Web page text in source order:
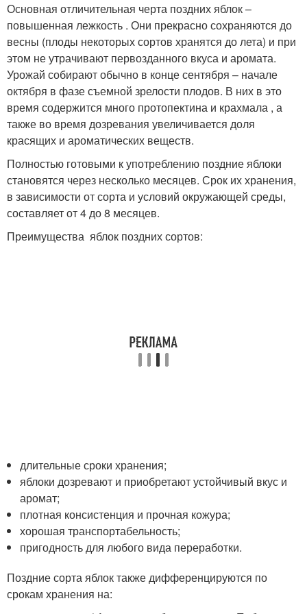
Основная отличительная черта поздних яблок –
повышенная лежкость . Они прекрасно сохраняются до
весны (плоды некоторых сортов хранятся до лета) и при
этом не утрачивают первозданного вкуса и аромата.
Урожай собирают обычно в конце сентября – начале
октября в фазе съемной зрелости плодов. В них в это
время содержится много протопектина и крахмала , а
также во время дозревания увеличивается доля
красящих и ароматических веществ.
Полностью готовыми к употреблению поздние яблоки
становятся через несколько месяцев. Срок их хранения,
в зависимости от сорта и условий окружающей среды,
составляет от 4 до 8 месяцев.
Преимущества яблок поздних сортов:
длительные сроки хранения;
яблоки дозревают и приобретают устойчивый вкус и
аромат;
плотная консистенция и прочная кожура;
хорошая транспортабельность;
пригодность для любого вида переработки.
Поздние сорта яблок также дифференцируются по
срокам хранения на: